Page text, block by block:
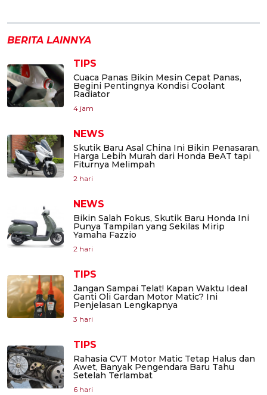
BERITA LAINNYA
TIPS
Cuaca Panas Bikin Mesin Cepat Panas,
Begini Pentingnya Kondisi Coolant
Radiator
4 jam
NEWS
Skutik Baru Asal China Ini Bikin Penasaran,
Harga Lebih Murah dari Honda BeAT tapi
Fiturnya Melimpah
2 hari
NEWS
Bikin Salah Fokus, Skutik Baru Honda Ini
Punya Tampilan yang Sekilas Mirip
Yamaha Fazzio
2 hari
TIPS
Jangan Sampai Telat! Kapan Waktu Ideal
Ganti Oli Gardan Motor Matic? Ini
Penjelasan Lengkapnya
3 hari
TIPS
Rahasia CVT Motor Matic Tetap Halus dan
Awet, Banyak Pengendara Baru Tahu
Setelah Terlambat
6 hari